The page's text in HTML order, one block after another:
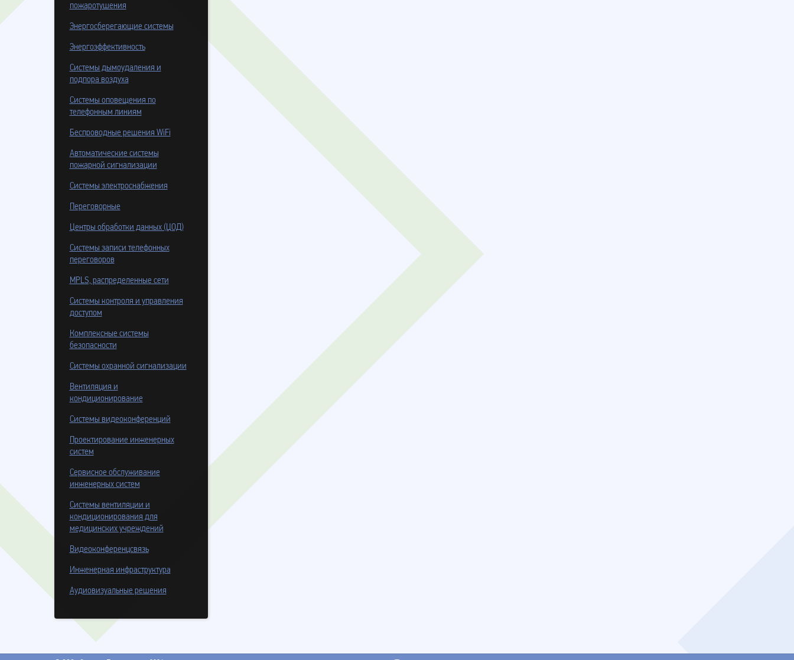
пожаротушения
Энергосберегающие системы
Энергоэффективность
Системы дымоудаления и
подпора воздуха
Системы оповещения по
телефонным линиям
Беспроводные решения WiFi
Автоматические системы
пожарной сигнализации
Системы электроснабжения
Переговорные
Центры обработки данных (ЦОД)
Системы записи телефонных
переговоров
MPLS, распределенные сети
Системы контроля и управления
доступом
Комплексные системы
безопасности
Системы охранной сигнализации
Вентиляция и
кондиционирование
Системы видеоконференций
Проектирование инженерных
систем
Сервисное обслуживание
инженерных систем
Системы вентиляции и
кондиционирования для
медицинских учреждений
Видеоконференцсвязь
Инженерная инфраструктура
Аудиовизуальные решения